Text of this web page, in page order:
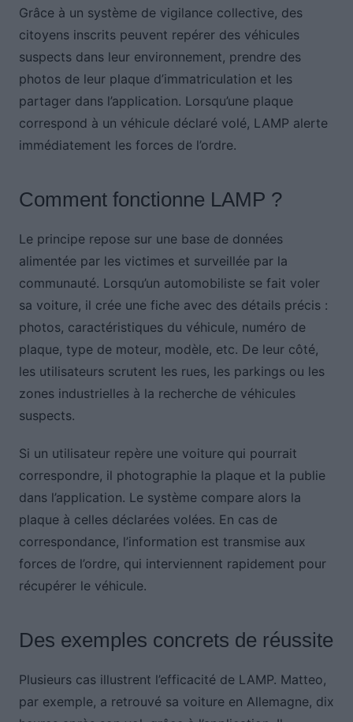
Grâce à un système de vigilance collective, des
citoyens inscrits peuvent repérer des véhicules
suspects dans leur environnement, prendre des
photos de leur plaque d’immatriculation et les
partager dans l’application. Lorsqu’une plaque
correspond à un véhicule déclaré volé, LAMP alerte
immédiatement les forces de l’ordre.
Comment fonctionne LAMP ?
Le principe repose sur une base de données
alimentée par les victimes et surveillée par la
communauté. Lorsqu’un automobiliste se fait voler
sa voiture, il crée une fiche avec des détails précis :
photos, caractéristiques du véhicule, numéro de
plaque, type de moteur, modèle, etc. De leur côté,
les utilisateurs scrutent les rues, les parkings ou les
zones industrielles à la recherche de véhicules
suspects.
Si un utilisateur repère une voiture qui pourrait
correspondre, il photographie la plaque et la publie
dans l’application. Le système compare alors la
plaque à celles déclarées volées. En cas de
correspondance, l’information est transmise aux
forces de l’ordre, qui interviennent rapidement pour
récupérer le véhicule.
Des exemples concrets de réussite
Plusieurs cas illustrent l’efficacité de LAMP. Matteo,
par exemple, a retrouvé sa voiture en Allemagne, dix